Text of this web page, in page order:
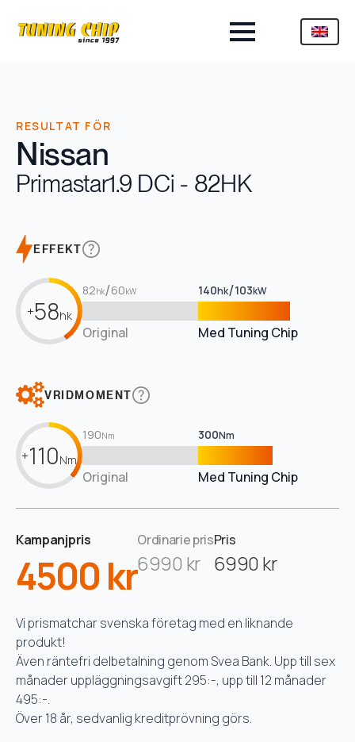
RESULTAT FÖR
Nissan
Primastar1.9 DCi - 82HK
EFFEKT
+58hk
82hk/60kW 140hk/103kW
Original Med Tuning Chip
VRIDMOMENT
+110Nm
190Nm 300Nm
Original Med Tuning Chip
Kampanjpris
4500 kr
Ordinarie pris
6990 kr
Pris
6990 kr
Vi prismatchar svenska företag med en liknande
produkt!
Även räntefri delbetalning genom Svea Bank. Upp till sex
månader uppläggningsavgift 295:-, upp till 12 månader
495:-.
Över 18 år, sedvanlig kreditprövning görs.